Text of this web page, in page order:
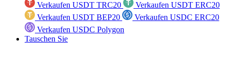
Verkaufen USDT TRC20
Verkaufen USDT ERC20
Verkaufen USDT BEP20
Verkaufen USDC ERC20
Verkaufen USDC Polygon
Tauschen Sie